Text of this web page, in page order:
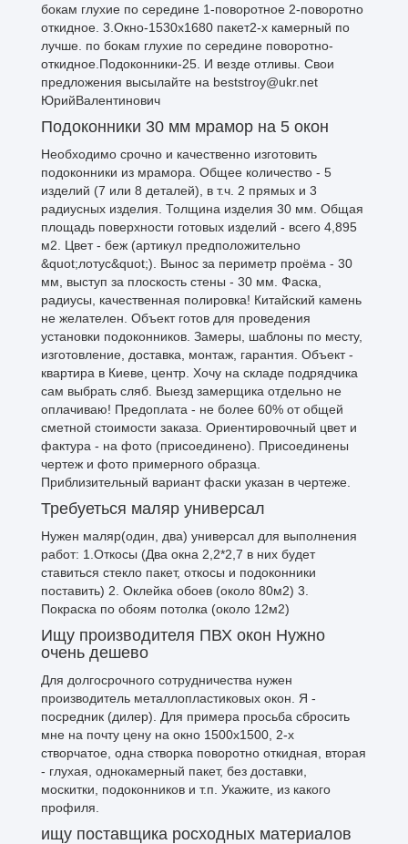
бокам глухие по середине 1-поворотное 2-поворотно
откидное. 3.Окно-1530х1680 пакет2-х камерный по
лучше. по бокам глухие по середине поворотно-
откидное.Подоконники-25. И везде отливы. Свои
предложения высылайте на beststroy@ukr.net
ЮрийВалентинович
Подоконники 30 мм мрамор на 5 окон
Необходимо срочно и качественно изготовить
подоконники из мрамора. Общее количество - 5
изделий (7 или 8 деталей), в т.ч. 2 прямых и 3
радиусных изделия. Толщина изделия 30 мм. Общая
площадь поверхности готовых изделий - всего 4,895
м2. Цвет - беж (артикул предположительно
&quot;лотус&quot;). Вынос за периметр проёма - 30
мм, выступ за плоскость стены - 30 мм. Фаска,
радиусы, качественная полировка! Китайский камень
не желателен. Объект готов для проведения
установки подоконников. Замеры, шаблоны по месту,
изготовление, доставка, монтаж, гарантия. Объект -
квартира в Киеве, центр. Хочу на складе подрядчика
сам выбрать сляб. Выезд замерщика отдельно не
оплачиваю! Предоплата - не более 60% от общей
сметной стоимости заказа. Ориентировочный цвет и
фактура - на фото (присоединено). Присоединены
чертеж и фото примерного образца.
Приблизительный вариант фаски указан в чертеже.
Требуеться маляр универсал
Нужен маляр(один, два) универсал для выполнения
работ: 1.Откосы (Два окна 2,2*2,7 в них будет
ставиться стекло пакет, откосы и подоконники
поставить) 2. Оклейка обоев (около 80м2) 3.
Покраска по обоям потолка (около 12м2)
Ищу производителя ПВХ окон Нужно
очень дешево
Для долгосрочного сотрудничества нужен
производитель металлопластиковых окон. Я -
посредник (дилер). Для примера просьба сбросить
мне на почту цену на окно 1500х1500, 2-х
створчатое, одна створка поворотно откидная, вторая
- глухая, однокамерный пакет, без доставки,
москитки, подоконников и т.п. Укажите, из какого
профиля.
ищу поставщика росходных материалов